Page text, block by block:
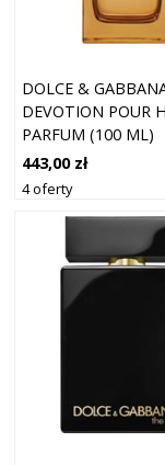
DOLCE &
DEVOTION POUR
PARFUM (100 ML)
443,00 zł
4 oferty